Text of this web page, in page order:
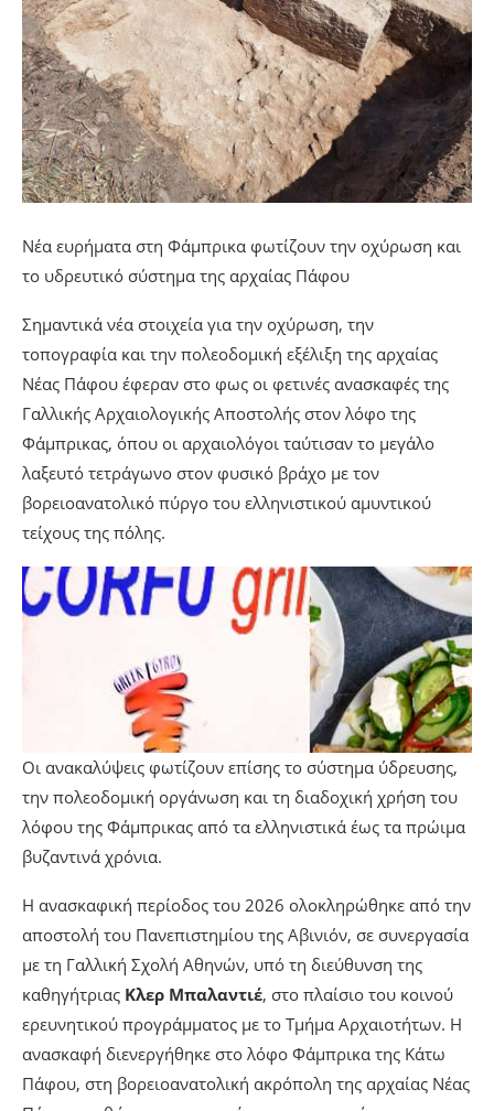
Νέα ευρήματα στη Φάμπρικα φωτίζουν την οχύρωση και
το υδρευτικό σύστημα της αρχαίας Πάφου
Σημαντικά νέα στοιχεία για την οχύρωση, την
τοπογραφία και την πολεοδομική εξέλιξη της αρχαίας
Νέας Πάφου έφεραν στο φως οι φετινές ανασκαφές της
Γαλλικής Αρχαιολογικής Αποστολής στον λόφο της
Φάμπρικας, όπου οι αρχαιολόγοι ταύτισαν το μεγάλο
λαξευτό τετράγωνο στον φυσικό βράχο με τον
βορειοανατολικό πύργο του ελληνιστικού αμυντικού
τείχους της πόλης.
Οι ανακαλύψεις φωτίζουν επίσης το σύστημα ύδρευσης,
την πολεοδομική οργάνωση και τη διαδοχική χρήση του
λόφου της Φάμπρικας από τα ελληνιστικά έως τα πρώιμα
βυζαντινά χρόνια.
Η ανασκαφική περίοδος του 2026 ολοκληρώθηκε από την
αποστολή του Πανεπιστημίου της Αβινιόν, σε συνεργασία
με τη Γαλλική Σχολή Αθηνών, υπό τη διεύθυνση της
καθηγήτριας Κλερ Μπαλαντιέ, στο πλαίσιο του κοινού
ερευνητικού προγράμματος με το Τμήμα Αρχαιοτήτων. Η
ανασκαφή διενεργήθηκε στο λόφο Φάμπρικα της Κάτω
Πάφου, στη βορειοανατολική ακρόπολη της αρχαίας Νέας